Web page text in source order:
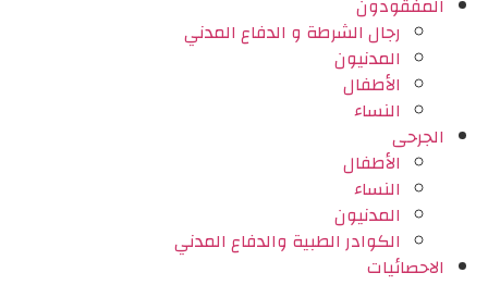
المفقودون
رجال الشرطة و الدفاع المدني
المدنيون
الأطفال
النساء
الجرحى
الأطفال
النساء
المدنيون
الكوادر الطبية والدفاع المدني
الاحصائيات